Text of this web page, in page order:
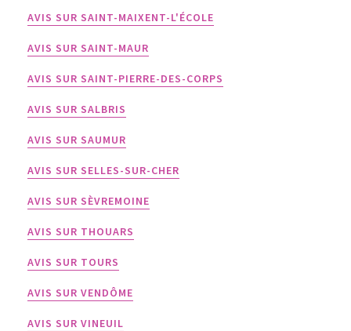
AVIS SUR SAINT-MAIXENT-L'ÉCOLE
AVIS SUR SAINT-MAUR
AVIS SUR SAINT-PIERRE-DES-CORPS
AVIS SUR SALBRIS
AVIS SUR SAUMUR
AVIS SUR SELLES-SUR-CHER
AVIS SUR SÈVREMOINE
AVIS SUR THOUARS
AVIS SUR TOURS
AVIS SUR VENDÔME
AVIS SUR VINEUIL